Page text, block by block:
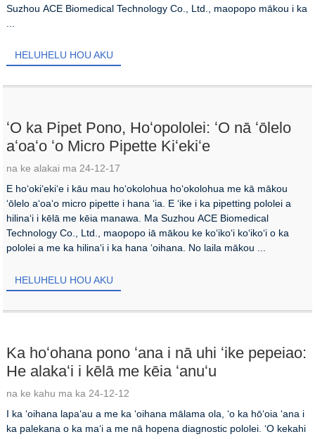
Suzhou ACE Biomedical Technology Co., Ltd., maopopo mākou i ka
HELUHELU HOU AKU
ʻO ka Pipet Pono, Hoʻopololei: ʻO nā ʻōlelo
aʻoaʻo ʻo Micro Pipette Kiʻekiʻe
na ke alakai ma 24-12-17
E hoʻokiʻekiʻe i kāu mau hoʻokolohua hoʻokolohua me kā mākou
ʻōlelo aʻoaʻo micro pipette i hana ʻia. E ʻike i ka pipetting pololei a
hilinaʻi i kēlā me kēia manawa. Ma Suzhou ACE Biomedical
Technology Co., Ltd., maopopo iā mākou ke koʻikoʻi koʻikoʻi o ka
pololei a me ka hilinaʻi i ka hana ʻoihana. No laila mākou ...
HELUHELU HOU AKU
Ka hoʻohana pono ʻana i nā uhi ʻike pepeiao:
He alakaʻi i kēlā me kēia ʻanuʻu
na ke kahu ma ka 24-12-12
I ka ʻoihana lapaʻau a me ka ʻoihana mālama ola, ʻo ka hōʻoia ʻana i
ka palekana o ka maʻi a me nā hopena diagnostic pololei. ʻO kekahi